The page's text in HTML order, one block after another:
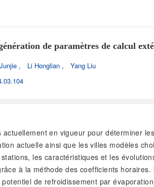
de paramètres de calcul
, Li Honglian ,
Yang Liu
actuellement en vigueur pour déterminer
actuelle ainsi que les villes modèles
les caractéristiques et les
à la méthode des coefficients
de refroidissement par